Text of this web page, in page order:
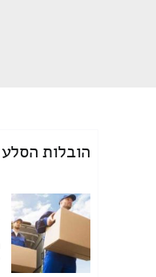
הובלות הסלע